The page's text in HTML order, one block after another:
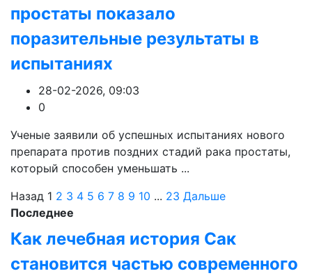
простаты показало
поразительные результаты в
испытаниях
28-02-2026, 09:03
0
Ученые заявили об успешных испытаниях нового
препарата против поздних стадий рака простаты,
который способен уменьшать ...
Назад 1 2 3 4 5 6 7 8 9 10 ... 23 Дальше
Последнее
Как лечебная история Сак
становится частью современного